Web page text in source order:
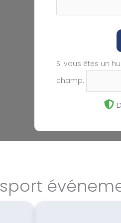
Si vous êtes un
champ.